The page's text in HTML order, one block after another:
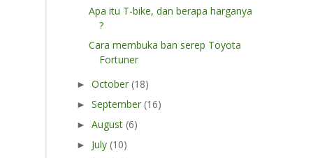
Apa itu T-bike, dan berapa harganya
?
Cara membuka ban serep Toyota
Fortuner
► October (18)
► September (16)
► August (6)
► July (10)